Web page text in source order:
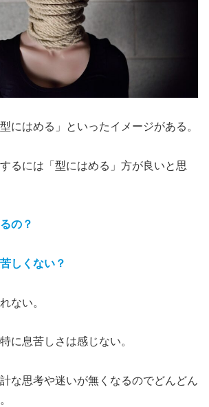
にはめる」といったイメージがある。
るには「型にはめる」方が良いと思
の？
しくない？
ない。
に息苦しさは感じない。
な思考や迷いが無くなるのでどんどん